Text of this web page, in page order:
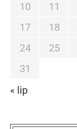
10
11
17
18
24
25
31
« lip